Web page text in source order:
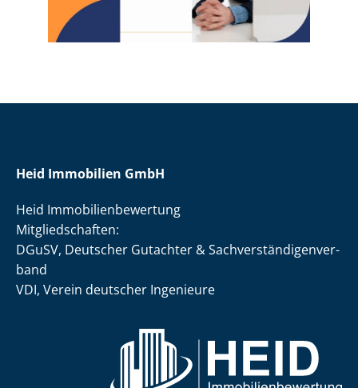
Heid Immobilien GmbH
Heid Im­mo­bi­li­en­be­wer­tung
Mit­glied­schaf­ten:
DGuSV, Deutscher Gutachter & Sach­ver­stän­di­gen­ver­
band
VDI, Verein deutscher Ingenieure